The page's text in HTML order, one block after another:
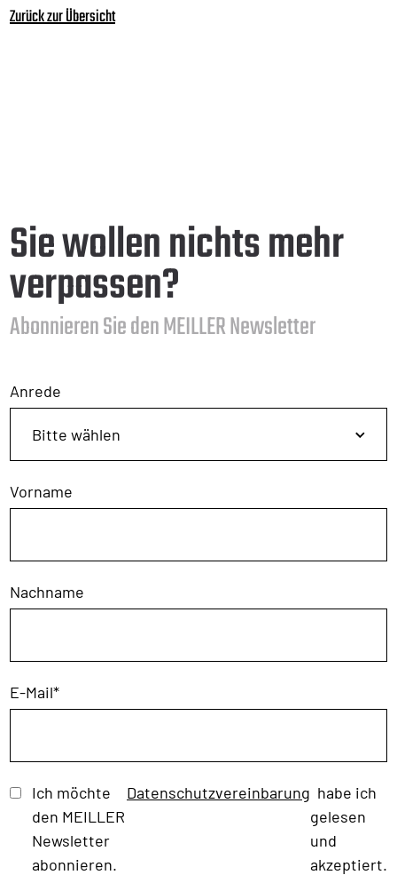
Zurück zur Übersicht
Sie wollen nichts mehr
verpassen?
Abonnieren Sie den MEILLER Newsletter
Anrede
Vorname
Nachname
E-Mail*
Ich möchte
den MEILLER
Newsletter
abonnieren.
Datenschutzvereinbarung habe ich
gelesen
und
akzeptiert.